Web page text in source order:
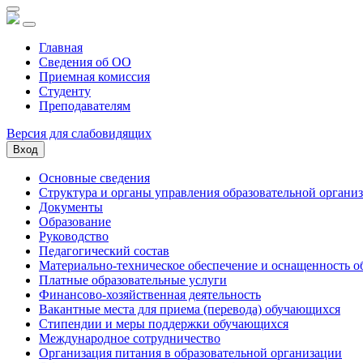
Главная
Сведения об ОО
Приемная комиссия
Студенту
Преподавателям
Версия для слабовидящих
Вход
Основные сведения
Структура и органы управления образовательной
Документы
Образование
Руководство
Педагогический состав
Материально-техническое обеспечение и оснащенность
Платные образовательные услуги
Финансово-хозяйственная деятельность
Вакантные места для приема (перевода) обучающихся
Стипендии и меры поддержки обучающихся
Международное сотрудничество
Организация питания в образовательной организации